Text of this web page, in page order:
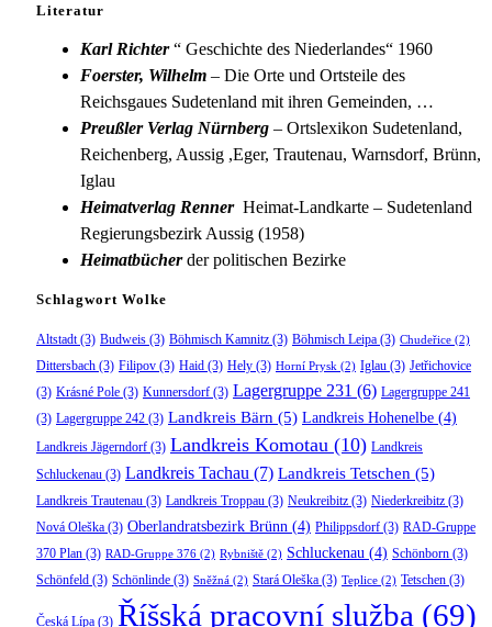
Literatur
Karl Richter“ Geschichte des Niederlandes“ 1960
Foerster, Wilhelm – Die Orte und Ortsteile des
Reichsgaues Sudetenland mit ihren Gemeinden, …
Preußler Verlag Nürnberg – Ortslexikon Sudetenland,
Reichenberg, Aussig ,Eger, Trautenau, Warnsdorf, Brünn,
Iglau
Heimatverlag Renner Heimat-Landkarte – Sudetenland
Regierungsbezirk Aussig (1958)
Heimatbücherder politischen Bezirke
Schlagwort Wolke
Altstadt(3) Budweis (3) Böhmisch Kamnitz (3) Böhmisch Leipa (3) Chudeřice (2)
Dittersbach (3) Filipov (3) Haid (3) Hely (3) Horní Prysk (2) Iglau (3) Jetřichovice
(3) Krásné Pole (3) Kunnersdorf (3) Lagergruppe 231 (6) Lagergruppe 241
(3) Lagergruppe 242 (3) Landkreis Bärn (5) Landkreis Hohenelbe (4)
Landkreis Jägerndorf (3) Landkreis Komotau (10) Landkreis
Schluckenau (3) Landkreis Tachau (7) Landkreis Tetschen (5)
Landkreis Trautenau (3) Landkreis Troppau (3) Neukreibitz (3) Niederkreibitz (3)
Nová Oleška (3) Oberlandratsbezirk Brünn (4) Philippsdorf (3) RAD-Gruppe
370 Plan (3) RAD-Gruppe 376 (2) Rybniště (2) Schluckenau (4) Schönborn (3)
Schönfeld (3) Schönlinde (3) Sněžná (2) Stará Oleška (3) Teplice (2) Tetschen (3)
Česká Lípa (3) Říšská pracovní služba (69)